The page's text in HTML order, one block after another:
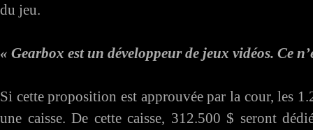
du jeu.
« Gearbox est un développeur de jeux vidéos. Ce
Si cette proposition est approuvée par la cour, les
une caisse. De cette caisse, 312.500 $ seront